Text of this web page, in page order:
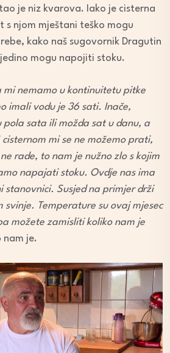
je niz kvarova. Iako je cisterna
s njom mještani teško mogu
kako naš sugovornik Dragutin
mogu napojiti stoku.
mi nemamo u kontinuitetu pitke
imali vodu je 36 sati. Inače,
pola sata ili možda sat u danu, a
mi se ne možemo prati,
rade, to nam je nužno zlo s kojim
napajati stoku. Ovdje nas ima
stanovnici. Susjed na primjer drži
svinje. Temperature su ovaj mjesec
možete zamisliti koliko nam je
nam je.